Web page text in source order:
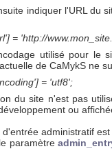
indiquer l'URL du
= 'http://
utilisé pour le
de CaMykS ne
= 'utf8';
du site n'est pas
ou
d'entrée administratif
paramètre